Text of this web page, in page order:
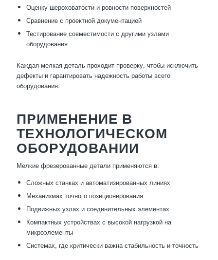
Оценку шероховатости и ровности поверхностей
Сравнение с проектной документацией
Тестирование совместимости с другими узлами
оборудования
Каждая мелкая деталь проходит проверку, чтобы исключить
дефекты и гарантировать надежность работы всего
оборудования.
ПРИМЕНЕНИЕ В
ТЕХНОЛОГИЧЕСКОМ
ОБОРУДОВАНИИ
Мелкие фрезерованные детали применяются в:
Сложных станках и автоматизированных линиях
Механизмах точного позиционирования
Подвижных узлах и соединительных элементах
Компактных устройствах с высокой нагрузкой на
микроэлементы
Системах, где критически важна стабильность и точность